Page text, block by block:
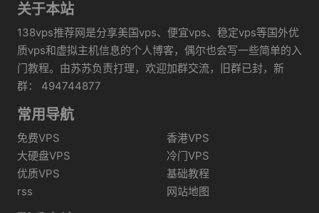
关于本站
138vps推荐网是分享美国vps、便宜vps、稳定vps等国外优
质vps和虚拟主机信息的个人博客，偶尔也会写一些简单的入
门教程。由苏苏负责打理，欢迎加群交流，旧群已封，新
群： 494744877
常用导航
免费VPS
香港VPS
大硬盘VPS
冷门VPS
优质VPS
基础教程
rss
网站地图